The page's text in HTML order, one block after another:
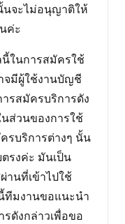
นจะไม่อนุญาติให้
ค่ะ
ในการสมัครใช้
จมีผู้ใช้งานบัญชี
รสมัครบริการดัง
ส่วนของการใช้
รบริการต่างๆ นั้น
รงค่ะ มันเป็น
านที่เข้าไปใช้
ทีมงานขอแนะนำ
ดังกล่าวเพื่อขอ